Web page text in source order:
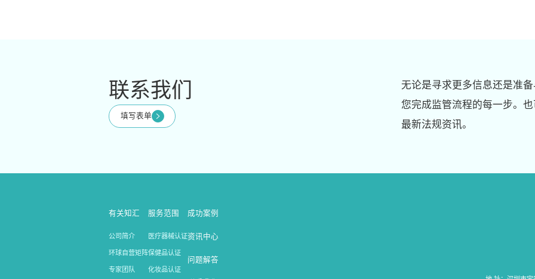
联系我们
填写表单
无论是寻求更多信息还是准
您完成监管流程的每一步。
最新法规资讯。
有关知汇
公司简介
环球自营矩阵
专家团队
服务范围
医疗器械认证
保健品认证
化妆品认证
成功案例
资讯中心
问题解答